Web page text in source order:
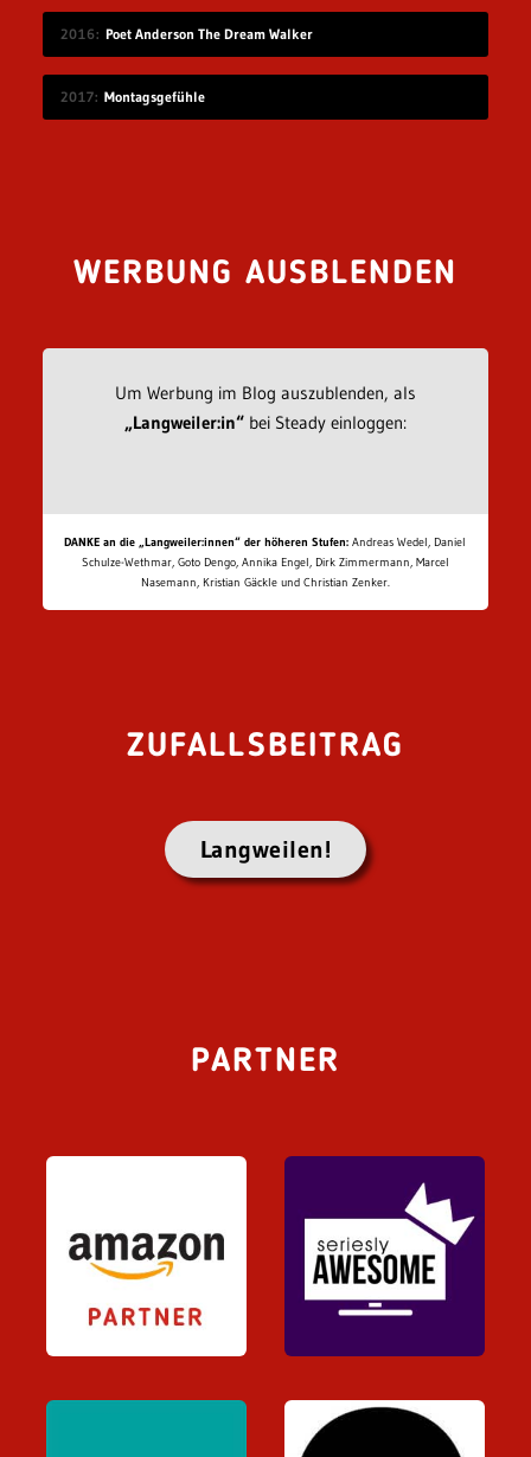
2016 Poet Anderson The Dream Walker
2017 Montagsgefühle
WERBUNG AUSBLENDEN
Um Werbung im Blog auszublenden, als
„Langweiler:in“bei Steady einloggen:
DANKE an die „Langweiler:innen“ der höheren Stufen: Andreas Wedel, Daniel
Schulze-Wethmar, Goto Dengo, Annika Engel, Dirk Zimmermann, Marcel
Nasemann, Kristian Gäckle und Christian Zenker.
ZUFALLSBEITRAG
Langweilen!
PARTNER